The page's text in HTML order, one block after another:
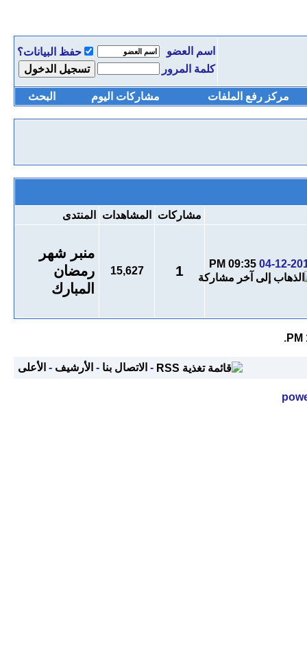
اسم العضو
حفظ البيانات؟
كلمة المرور
مركز رفع الملفات مشاركات اليوم البحث
مشاركات المشاهدات المنتدى
04-12-
09:35 PM
1
15,627
منبر شهر
رمضان
المبارك
.
- الاتصال بنا - الأرشيف - الأعلى